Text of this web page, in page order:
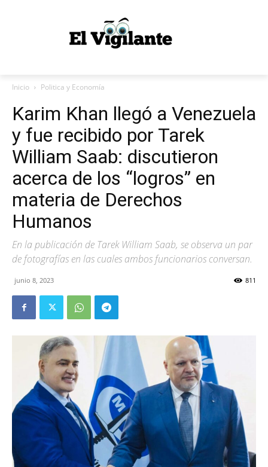
Inicio Politica y Economía
Karim Khan llegó a Venezuela
y fue recibido por Tarek
William Saab: discutieron
acerca de los “logros” en
materia de Derechos
Humanos
En la publicación de Tarek William Saab, se observa un par
de fotografías en las cuales ambos funcionarios conversan.
junio 8, 2023 811